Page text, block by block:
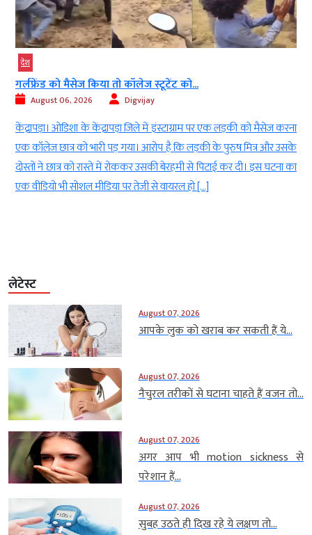
देश
गर्लफ्रेंड को मैसेज किया तो कॉलेज स्टूटेंट को...
August 06, 2026 Digvijay
केंद्रापड़ा। ओडिशा के केंद्रापड़ा जिले में इंस्टाग्राम पर एक लड़की को मैसेज करना
एक कॉलेज छात्र को भारी पड़ गया। आरोप है कि लड़की के पुरुष मित्र और उसके
दोस्तों ने छात्र को रास्ते में रोककर उसकी बेरहमी से पिटाई कर दी। इस घटना का
एक वीडियो भी सोशल मीडिया पर तेजी से वायरल हो […]
लेटेस्ट
August 07, 2026
आपके लुक को खराब कर सकती हैं ये...
August 07, 2026
नैचुरल तरीकों से घटाना चाहते हैं वजन तो...
August 07, 2026
अगर आप भी motion sickness से
परेशान हैं...
August 07, 2026
सुबह उठते ही दिख रहे ये लक्षण तो...